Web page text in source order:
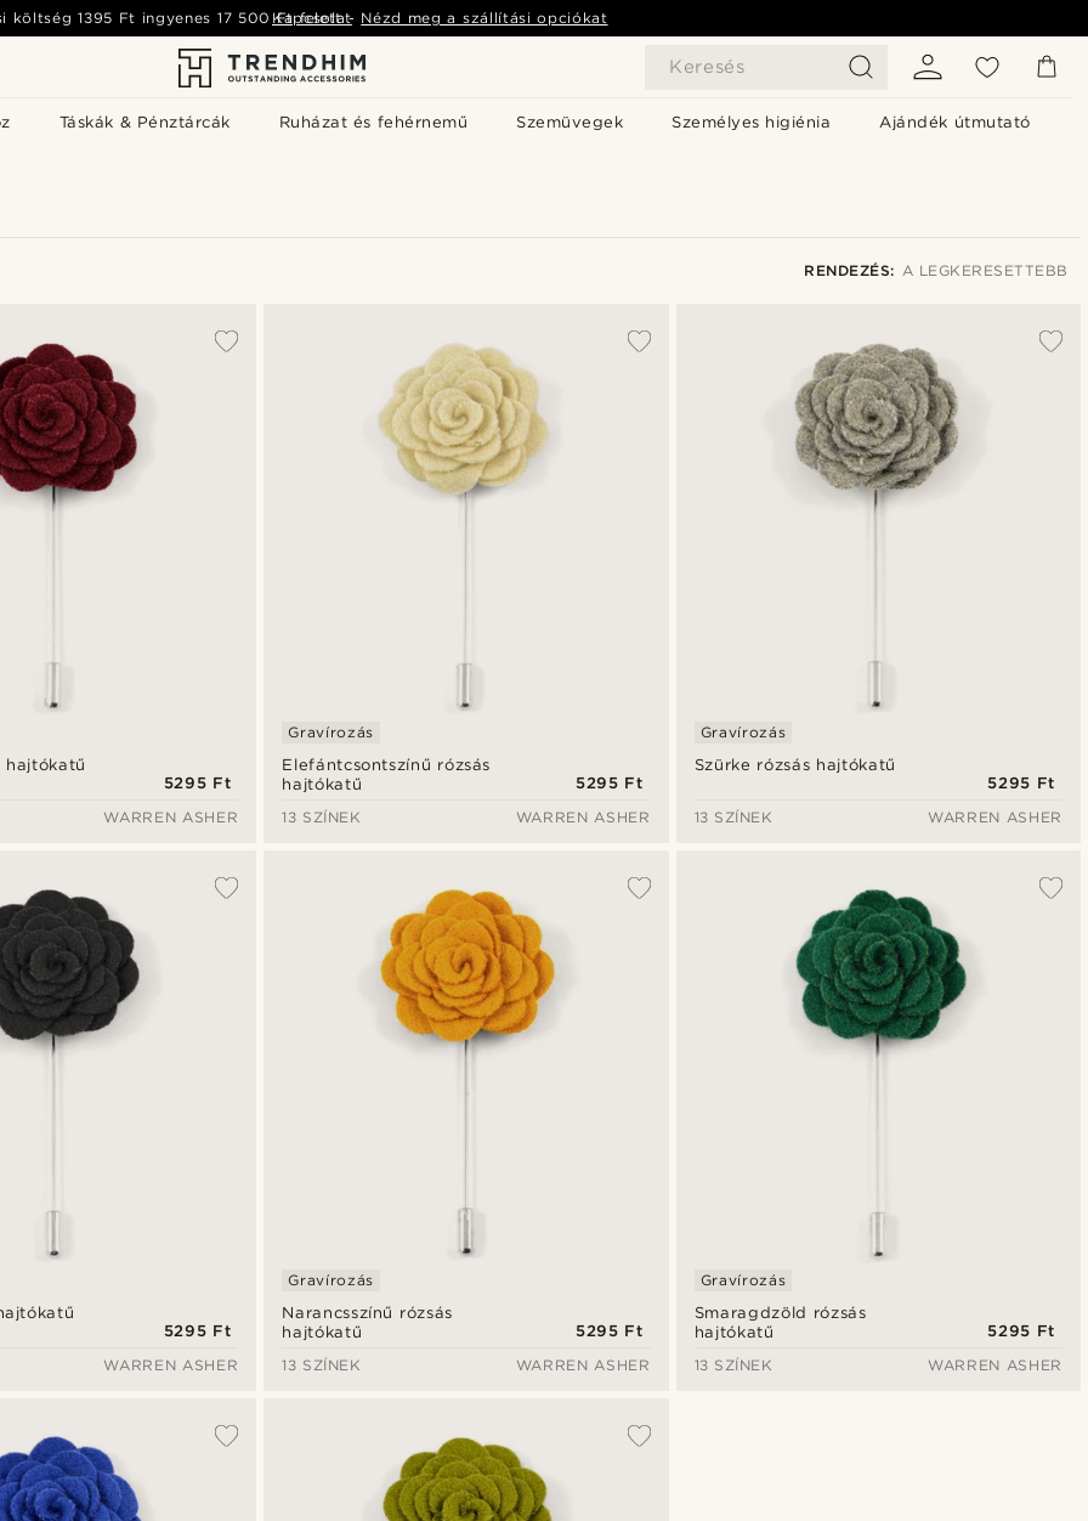
Keresés
Táskák & Pénztárcák Ruházat és fehérnemű Szemüvegek Személyes higiénia Ajándék útmutató
költség1395 Ft ingyenes 17 500 Ft felett- Nézd meg a szállítási opciókat
Kapcsolat
RENDEZÉS: A LEGKERESETTEBB
Legfrissebb
Legalacsonyabb ár
Legmagasabb ár
hajtókatű
5295 Ft
WARREN ASHER
Elefántcsontszínű rózsás
hajtókatű
Gravírozás
5295 Ft
13 SZÍNEK
WARREN ASHER
Szürke rózsás hajtókatű
Gravírozás
5295 Ft
13 SZÍNEK
WARREN ASHER
5295 Ft
WARREN ASHER
Narancsszínű rózsás
hajtókatű
Gravírozás
5295 Ft
13 SZÍNEK
WARREN ASHER
Smaragdzöld rózsás
hajtókatű
Gravírozás
5295 Ft
13 SZÍNEK
WARREN ASHER